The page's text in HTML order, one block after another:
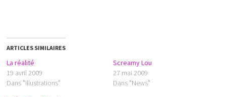
ARTICLES SIMILAIRES
La réalité
19 avril 2009
Dans "Illustrations"
Screamy Lou
27 mai 2009
Dans "News"